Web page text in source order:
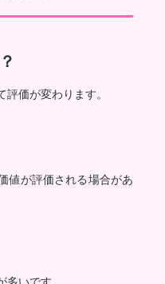
価が変わります。
値が評価される場合があ